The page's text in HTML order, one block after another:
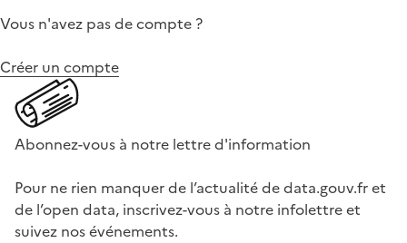
Vous n'avez pas de compte ?
Créer un compte
Abonnez-vous à notre lettre d'information
Pour ne rien manquer de l’actualité de data.gouv.fr et
de l’open data, inscrivez-vous à notre infolettre et
suivez nos événements.